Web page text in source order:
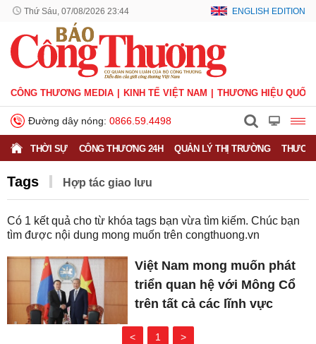
Thứ Sáu, 07/08/2026 23:44 ENGLISH EDITION
CÔNG THƯƠNG MEDIA KINH TẾ VIỆT NAM THƯƠNG HIỆU QUỐC
Đường dây nóng: 0866.59.4498
THỜI SỰ CÔNG THƯƠNG 24H QUẢN LÝ THỊ TRƯỜNG
Tags Hợp tác giao lưu
Có 1 kết quả cho từ khóa tags bạn vừa tìm kiếm. Chúc bạn
tìm được nội dung mong muốn trên congthuong.vn
Việt Nam mong muốn phát
triển quan hệ với Mông Cổ
trên tất cả các lĩnh vực
< 1 >